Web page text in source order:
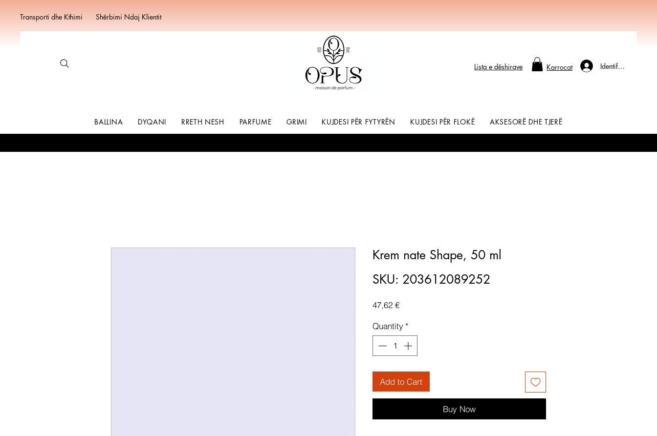
Transporti dhe Kthimi Shërbimi Ndaj Klientit
Lista e dëshirave Identifikohu
Karrocat
BALLINA DYQANI RRETH NESH PARFUME GRIMI KUJDESI PËR FYTYRËN KUJDESI PËR FLOKË AKSESORË DHE TJERË
Krem nate Shape, 50 ml
SKU: 203612089252
47,62 €Price
Quantity *
Add to Cart
Buy Now